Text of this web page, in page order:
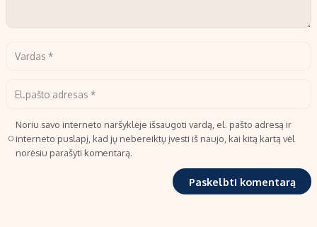
Noriu savo interneto naršyklėje išsaugoti vardą, el. pašto adresą ir
interneto puslapį, kad jų nebereiktų įvesti iš naujo, kai kitą kartą vėl
norėsiu parašyti komentarą.